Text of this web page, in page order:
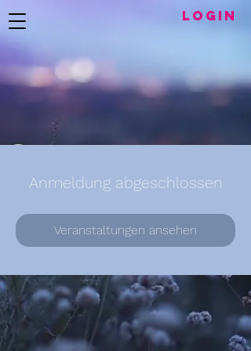
LogIN
Anmeldung abgeschlossen
Veranstaltungen ansehen